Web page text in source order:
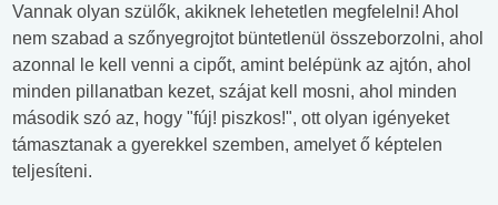
Vannak olyan szülők, akiknek lehetetlen megfelelni! Ahol
nem szabad a szőnyegrojtot büntetlenül összeborzolni, ahol
azonnal le kell venni a cipőt, amint belépünk az ajtón, ahol
minden pillanatban kezet, szájat kell mosni, ahol minden
második szó az, hogy "fúj! piszkos!", ott olyan igényeket
támasztanak a gyerekkel szemben, amelyet ő képtelen
teljesíteni.